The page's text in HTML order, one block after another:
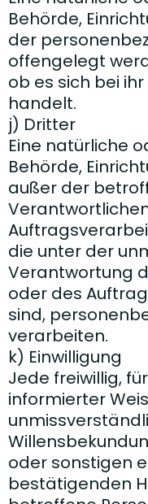
Behörde,
der
offengelegt
ob es sich bei
handelt.
j) Dritter
Eine natürliche
Behörde,
außer der
die unter der
Verantwortung
oder des
sind,
verarbeiten.
k) Einwilligung
Jede freiwillig,
informierter
oder sonstigen
bestätigenden